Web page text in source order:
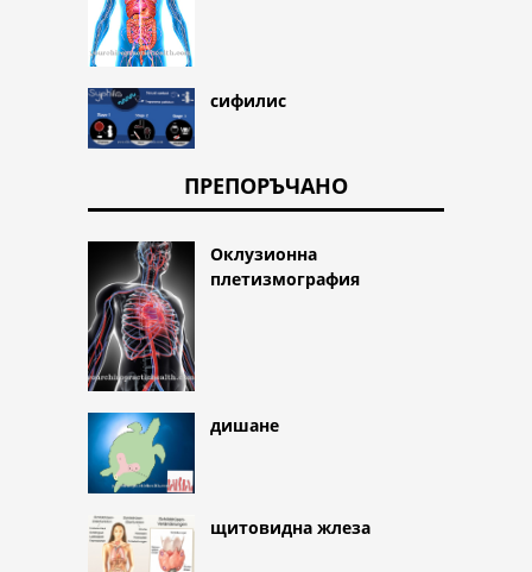
сифилис
ПРЕПОРЪЧАНО
Оклузионна
плетизмография
дишане
щитовидна жлеза